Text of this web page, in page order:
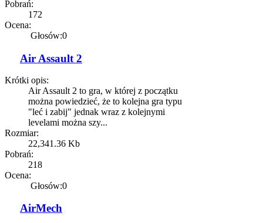
Pobrań:
172
Ocena:
Głosów:0
Air Assault 2
Krótki opis:
Air Assault 2 to gra, w której z początku
można powiedzieć, że to kolejna gra typu
"leć i zabij" jednak wraz z kolejnymi
levelami można szy...
Rozmiar:
22,341.36 Kb
Pobrań:
218
Ocena:
Głosów:0
AirMech